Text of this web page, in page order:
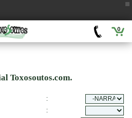
0
Toxosoutos.com.
:
: